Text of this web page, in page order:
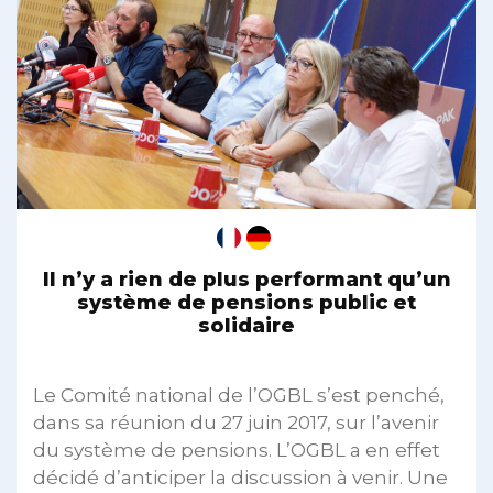
Il n’y a rien de plus performant qu’un
système de pensions public et
solidaire
Le Comité national de l’OGBL s’est penché,
dans sa réunion du 27 juin 2017, sur l’avenir
du système de pensions. L’OGBL a en effet
décidé d’anticiper la discussion à venir. Une